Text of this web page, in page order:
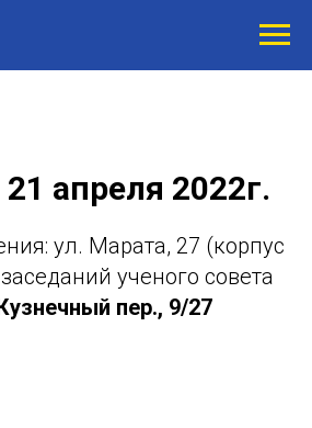
апреля 2022г.
ул. Марата, 27 (корпус
ученого совета
пер., 9/27